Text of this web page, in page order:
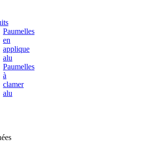
Paumelles
en
applique
alu
Paumelles
à
clamer
alu